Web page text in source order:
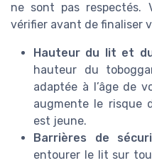
ne sont pas respectés.
vérifier avant de finaliser
Hauteur du lit et
hauteur du
adaptée à l’âge de
augmente le risque
est jeune.
Barrières de
entourer le lit sur